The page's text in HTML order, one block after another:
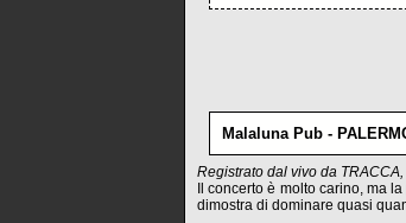
Malaluna Pub -
Registrato dal vivo da
Il concerto è molto carino, ma
dimostra di dominare quasi